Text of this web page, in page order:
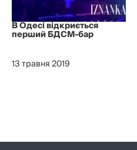
В Одесі відкриється
перший БДСМ-бар
13 травня 2019